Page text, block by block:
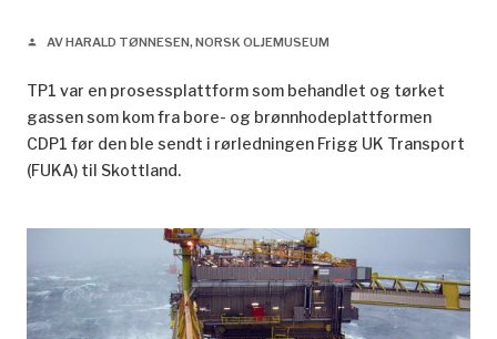
person AV HARALD TØNNESEN, NORSK OLJEMUSEUM
TP1 var en prosessplattform som behandlet og tørket
gassen som kom fra bore- og brønnhodeplattformen
CDP1 før den ble sendt i rørledningen Frigg UK Transport
(FUKA) til Skottland.